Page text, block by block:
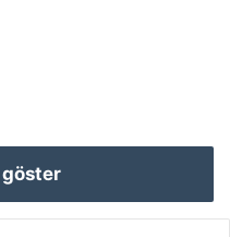
göster